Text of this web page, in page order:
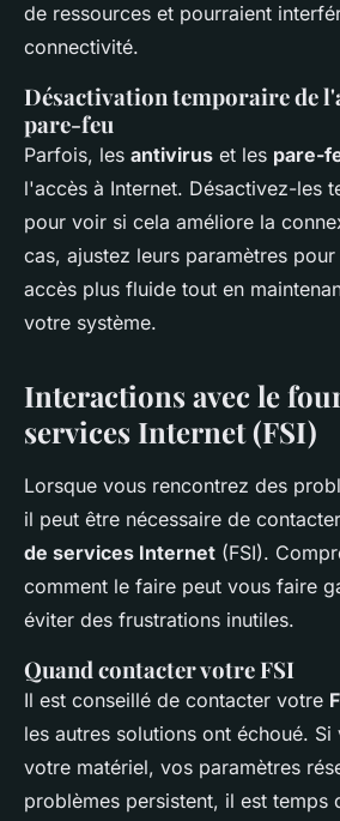
de ressources et pourraient
connectivité.
Désactivation temporaire de
pare-feu
Parfois, les antivirus et les pare-
l'accès à Internet. Désactivez-les
pour voir si cela améliore la
cas, ajustez leurs paramètres
accès plus fluide tout en
votre système.
Interactions avec le
services Internet (FSI)
Lorsque vous rencontrez des
il peut être nécessaire de
de services Internet (FSI).
comment le faire peut vous faire
éviter des frustrations inutiles.
Quand contacter votre FSI
Il est conseillé de contacter votre
les autres solutions ont échoué.
votre matériel, vos paramètres
problèmes persistent, il est temps